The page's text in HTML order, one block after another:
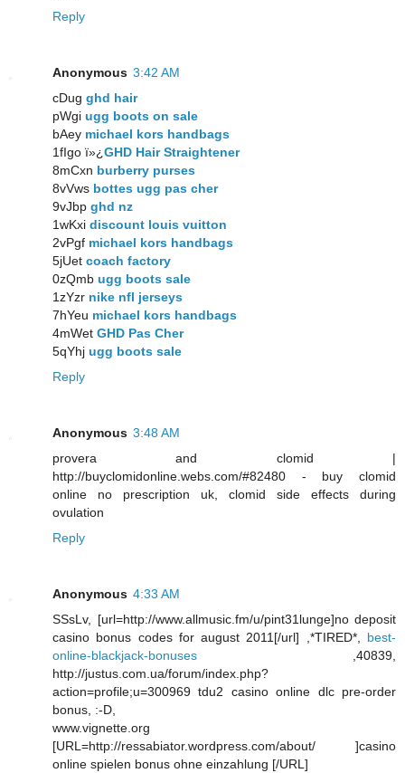
Reply
Anonymous 3:42 AM
cDug ghd hair
pWgi ugg boots on sale
bAey michael kors handbags
1fIgo ï»¿GHD Hair Straightener
8mCxn burberry purses
8vVws bottes ugg pas cher
9vJbp ghd nz
1wKxi discount louis vuitton
2vPgf michael kors handbags
5jUet coach factory
0zQmb ugg boots sale
1zYzr nike nfl jerseys
7hYeu michael kors handbags
4mWet GHD Pas Cher
5qYhj ugg boots sale
Reply
Anonymous 3:48 AM
provera and clomid |
http://buyclomidonline.webs.com/#82480 - buy clomid
online no prescription uk, clomid side effects during
ovulation
Reply
Anonymous 4:33 AM
SSsLv, [url=http://www.allmusic.fm/u/pint31lunge]no deposit
casino bonus codes for august 2011[/url] ,*TIRED*, best-
online-blackjack-bonuses ,40839,
http://justus.com.ua/forum/index.php?
action=profile;u=300969 tdu2 casino online dlc pre-order
bonus, :-D,
www.vignette.org
[URL=http://ressabiator.wordpress.com/about/ ]casino
online spielen bonus ohne einzahlung [/URL]